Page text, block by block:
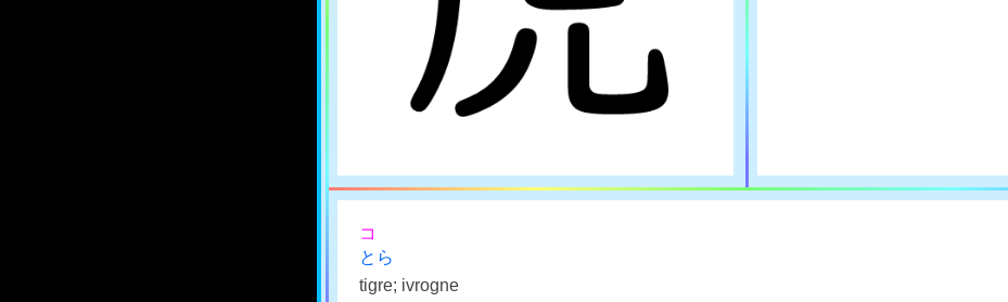
コ
とら
tigre; ivrogne